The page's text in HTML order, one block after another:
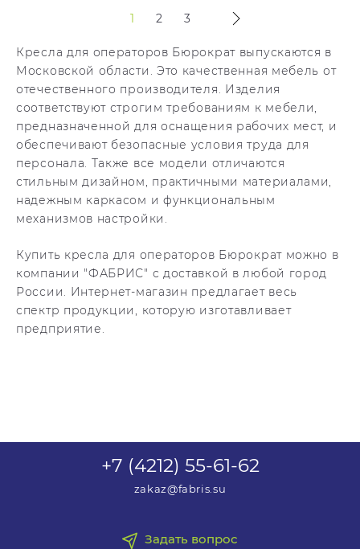
1 2 3
Кресла для операторов Бюрократ выпускаются в
Московской области. Это качественная мебель от
отечественного производителя. Изделия
соответствуют строгим требованиям к мебели,
предназначенной для оснащения рабочих мест, и
обеспечивают безопасные условия труда для
персонала. Также все модели отличаются
стильным дизайном, практичными материалами,
надежным каркасом и функциональным
механизмов настройки.
Купить кресла для операторов Бюрократ можно в
компании "ФАБРИС" с доставкой в любой город
России. Интернет-магазин предлагает весь
спектр продукции, которую изготавливает
предприятие.
+7 (4212) 55-61-62
zakaz@fabris.su
Задать вопрос